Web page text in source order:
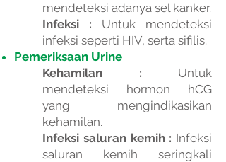
mendeteksi adanya sel kanker.
Infeksi : Untuk mendeteksi
infeksi seperti HIV, serta sifilis.
Pemeriksaan Urine
Kehamilan : Untuk
mendeteksi hormon hCG
yang mengindikasikan
kehamilan.
Infeksi saluran kemih : Infeksi
saluran kemih seringkali